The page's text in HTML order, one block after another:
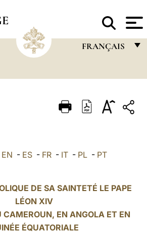
FRANÇAIS
ITALIANO
POLSKI
EN - ES - FR - IT - PL - PT
DE SA SAINTETÉ LE PAPE
LÉON XIV
CAMEROUN, EN ANGOLA ET EN
ÉQUATORIALE